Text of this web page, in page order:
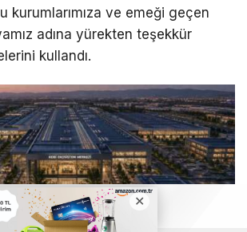
kurumlarımıza ve emeği geçen
adına yürekten teşekkür
kullandı.